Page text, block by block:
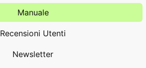
Manuale
Recensioni Utenti
Newsletter